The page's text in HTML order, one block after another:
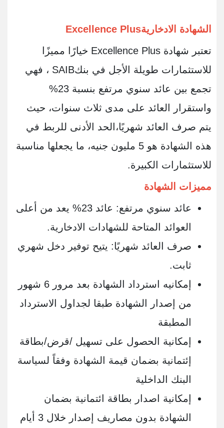
الشهادة الادخاريةExcellence Plus
تعتبر شهادة Excellence Plus خيارًا مميزًا
للاستثمارات طويلة الأجل في بنكSAIB ، فهي
تجمع بين عائد سنوي مرتفع بنسبة 23%
واستقرار العائد على مدى ثلاث سنوات، حيث
يتم صرف العائد شهريًا،الحد الأدنى للربط في
هذه الشهادة هو 5 مليون جنيه، ما يجعلها مناسبة
للاستثمارات الكبيرة.
مميزات الشهادة
عائد سنوي مرتفع: عائد 23% يعد من أعلى
العوائد المتاحة للشهادات الادخارية.
صرف العائد شهريًا: يتيح توفير دخل شهري
ثابت.
إمكانيه استرداد الشهادة بعد مرور 6 شهور
من إصدار الشهادة طبقا لجداول الاسترداد
المطبقة
إمكانية الحصول على تسهيل /قرض/بطاقة
إئتمانية بضمان قيمة الشهادة وفقاً لسياسة
البنك الداخلية
إمكانية اصدار بطاقة ائتمانية بضمان
الشهادة بدون مصاريف إصدار خلال 3 أيام